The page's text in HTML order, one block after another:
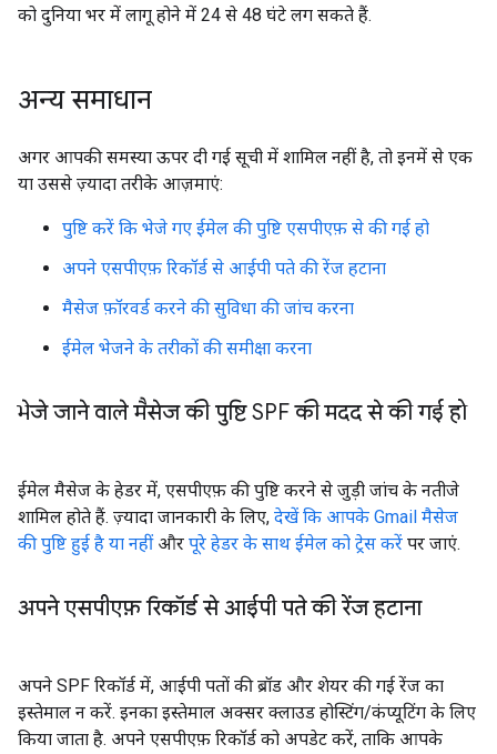
को दुनिया भर में लागू होने में 24 से 48 घंटे लग सकते हैं.
अन्य समाधान
अगर आपकी समस्या ऊपर दी गई सूची में शामिल नहीं है, तो इनमें से एक
या उससे ज़्यादा तरीके आज़माएं:
पुष्टि करें कि भेजे गए ईमेल की पुष्टि एसपीएफ़ से की गई हो
अपने एसपीएफ़ रिकॉर्ड से आईपी पते की रेंज हटाना
मैसेज फ़ॉरवर्ड करने की सुविधा की जांच करना
ईमेल भेजने के तरीकों की समीक्षा करना
भेजे जाने वाले मैसेज की पुष्टि SPF की मदद से की गई हो
ईमेल मैसेज के हेडर में, एसपीएफ़ की पुष्टि करने से जुड़ी जांच के नतीजे
शामिल होते हैं. ज़्यादा जानकारी के लिए, देखें कि आपके Gmail मैसेज
की पुष्टि हुई है या नहींऔर पूरे हेडर के साथ ईमेल को ट्रेस करें पर जाएं.
अपने एसपीएफ़ रिकॉर्ड से आईपी पते की रेंज हटाना
अपने SPF रिकॉर्ड में, आईपी पतों की ब्रॉड और शेयर की गई रेंज का
इस्तेमाल न करें. इनका इस्तेमाल अक्सर क्लाउड होस्टिंग/कंप्यूटिंग के लिए
किया जाता है. अपने एसपीएफ़ रिकॉर्ड को अपडेट करें, ताकि आपके